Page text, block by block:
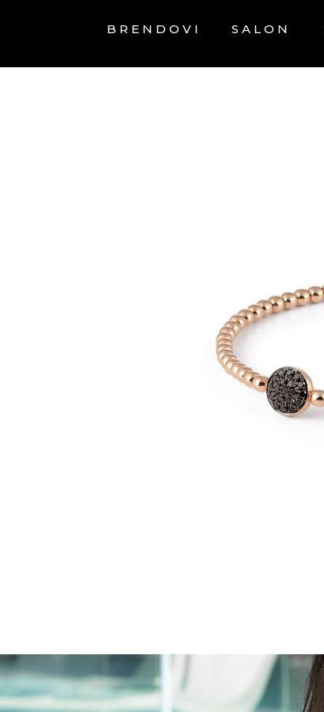
BRENDOVI SALON